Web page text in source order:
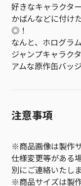
好きなキャラクタ
かばんなどに付け
◎！
なんと、ホログラ
ジャンプキャラク
アムな原作缶バッ
注意事項
※商品画像は製作
仕様変更等がある
別にご連絡いたしま
※商品サイズは製